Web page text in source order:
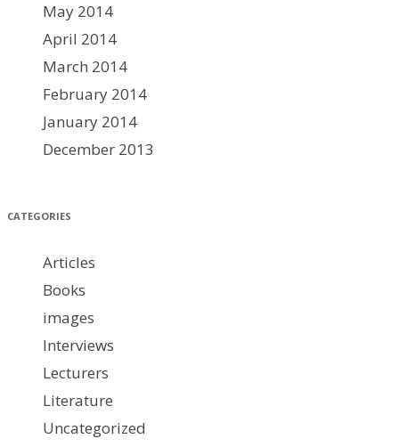
May 2014
April 2014
March 2014
February 2014
January 2014
December 2013
CATEGORIES
Articles
Books
images
Interviews
Lecturers
Literature
Uncategorized